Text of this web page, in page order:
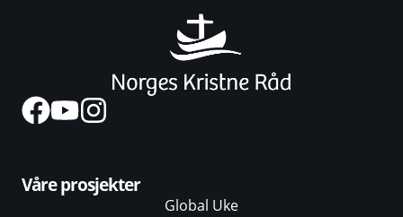
Våre prosjekter
Global Uke